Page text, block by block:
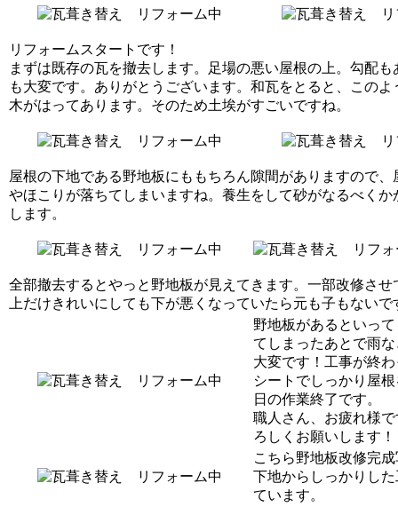
リフォームスタートです！
まずは既存の瓦を撤去します。足場の悪い屋根の上。勾配も
も大変です。ありがとうございます。和瓦をとると、このよ
木がはってあります。そのため土埃がすごいですね。
屋根の下地である野地板にももちろん隙間がありますので、
やほこりが落ちてしまいますね。養生をして砂がなるべくか
します。
全部撤去するとやっと野地板が見えてきます。一部改修させ
上だけきれいにしても下が悪くなっていたら元も子もないで
野地板があるといっ
てしまったあとで雨
大変です！工事が終
シートでしっかり屋
日の作業終了です。
職人さん、お疲れ様
ろしくお願いします！
こちら野地板改修完
下地からしっかりし
ています。